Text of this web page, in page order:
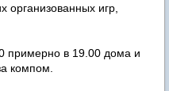
организованных игр,
примерно в 19.00 дома и
компом.